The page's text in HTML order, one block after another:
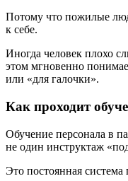
Потому что пожилые
к себе.
Иногда человек плохо
этом мгновенно
или «для галочки».
Как проходит
Обучение персонала в
не один инструктаж
Это постоянная система